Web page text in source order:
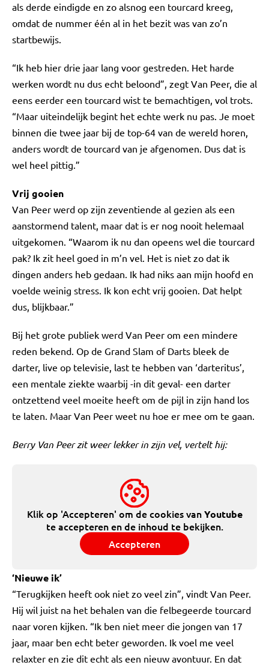
als derde eindigde en zo alsnog een tourcard kreeg,
omdat de nummer één al in het bezit was van zo’n
startbewijs.
“Ik heb hier drie jaar lang voor gestreden. Het harde
werken wordt nu dus echt beloond”, zegt Van Peer, die al
eens eerder een tourcard wist te bemachtigen, vol trots.
“Maar uiteindelijk begint het echte werk nu pas. Je moet
binnen die twee jaar bij de top-64 van de wereld horen,
anders wordt de tourcard van je afgenomen. Dus dat is
wel heel pittig.”
Vrij gooien
Van Peer werd op zijn zeventiende al gezien als een
aanstormend talent, maar dat is er nog nooit helemaal
uitgekomen. “Waarom ik nu dan opeens wel die tourcard
pak? Ik zit heel goed in m’n vel. Het is niet zo dat ik
dingen anders heb gedaan. Ik had niks aan mijn hoofd en
voelde weinig stress. Ik kon echt vrij gooien. Dat helpt
dus, blijkbaar.”
Bij het grote publiek werd Van Peer om een mindere
reden bekend. Op de Grand Slam of Darts bleek de
darter, live op televisie, last te hebben van ‘darteritus’,
een mentale ziekte waarbij -in dit geval- een darter
ontzettend veel moeite heeft om de pijl in zijn hand los
te laten. Maar Van Peer weet nu hoe er mee om te gaan.
Berry Van Peer zit weer lekker in zijn vel, vertelt hij:
Klik op 'Accepteren' om de cookies vanYoutube
te accepteren en de inhoud te bekijken.
Accepteren
‘Nieuwe ik’
“Terugkijken heeft ook niet zo veel zin”, vindt Van Peer.
Hij wil juist na het behalen van die felbegeerde tourcard
naar voren kijken. “Ik ben niet meer die jongen van 17
jaar, maar ben echt beter geworden. Ik voel me veel
relaxter en zie dit echt als een nieuw avontuur. En dat